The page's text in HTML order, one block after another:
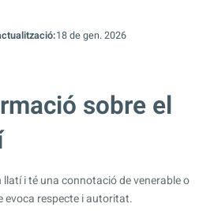
18 de gen. 2026
sobre el
i té una connotació de venerable o
evoca respecte i autoritat.